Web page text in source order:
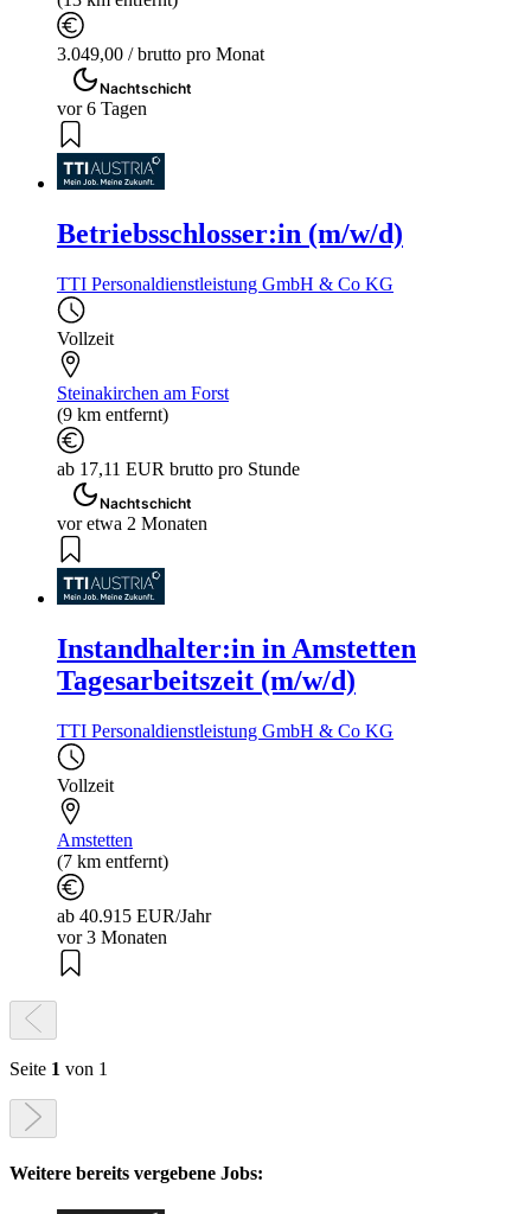
3.049,00 / brutto pro Monat
Nachtschicht
vor 6 Tagen
Betriebsschlosser:in (m/w/d)
TTI Personaldienstleistung GmbH & Co KG
Vollzeit
Steinakirchen am Forst
(9 km entfernt)
ab 17,11 EUR brutto pro Stunde
Nachtschicht
vor etwa 2 Monaten
Instandhalter:in in Amstetten
Tagesarbeitszeit (m/w/d)
TTI Personaldienstleistung GmbH & Co KG
Vollzeit
Amstetten
(7 km entfernt)
ab 40.915 EUR/Jahr
vor 3 Monaten
Seite 1 von 1
Weitere bereits vergebene Jobs: